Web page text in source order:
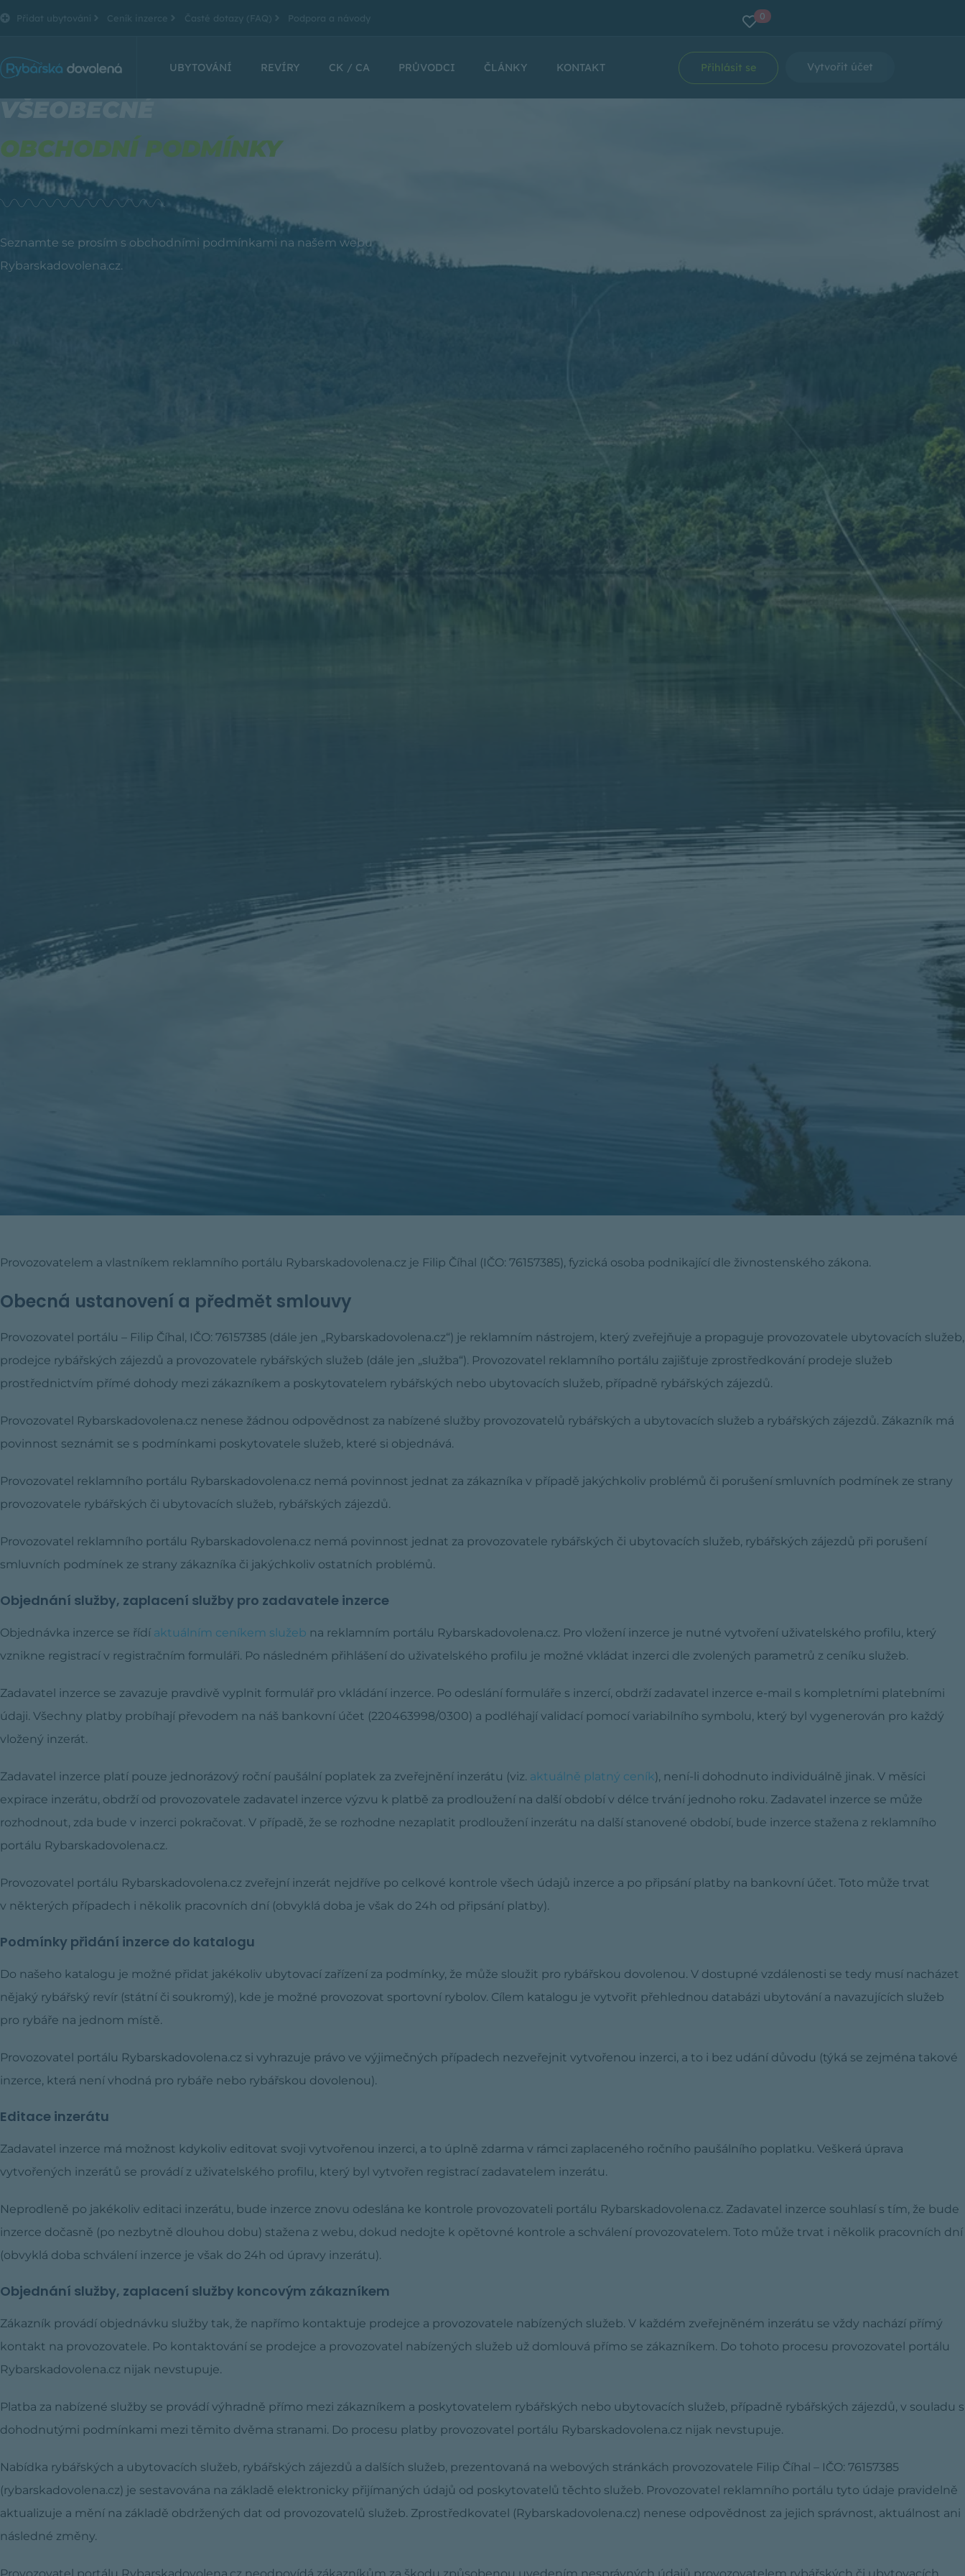
Přidat ubytování Ceník inzerce Časté dotazy (FAQ) Podpora a návody 0
UBYTOVÁNÍ REVÍRY CK / CA PRŮVODCI ČLÁNKY KONTAKT Přihlásit se Vytvořit účet
VŠEOBECNÉ
OBCHODNÍ PODMÍNKY
Seznamte se prosím s obchodními podmínkami na našem webu
Rybarskadovolena.cz.
Provozovatelem a vlastníkem reklamního portálu Rybarskadovolena.cz je Filip Číhal (IČO: 76157385), fyzická osoba podnikající dle živnostenského zákona.
Obecná ustanovení a předmět smlouvy
Provozovatel portálu – Filip Číhal, IČO: 76157385 (dále jen „Rybarskadovolena.cz“) je reklamním nástrojem, který zveřejňuje a propaguje provozovatele ubytovacích služeb,
prodejce rybářských zájezdů a provozovatele rybářských služeb (dále jen „služba“). Provozovatel reklamního portálu zajišťuje zprostředkování prodeje služeb
prostřednictvím přímé dohody mezi zákazníkem a poskytovatelem rybářských nebo ubytovacích služeb, případně rybářských zájezdů.
Provozovatel Rybarskadovolena.cz nenese žádnou odpovědnost za nabízené služby provozovatelů rybářských a ubytovacích služeb a rybářských zájezdů. Zákazník má
povinnost seznámit se s podmínkami poskytovatele služeb, které si objednává.
Provozovatel reklamního portálu Rybarskadovolena.cz nemá povinnost jednat za zákazníka v případě jakýchkoliv problémů či porušení smluvních podmínek ze strany
provozovatele rybářských či ubytovacích služeb, rybářských zájezdů.
Provozovatel reklamního portálu Rybarskadovolena.cz nemá povinnost jednat za provozovatele rybářských či ubytovacích služeb, rybářských zájezdů při porušení
smluvních podmínek ze strany zákazníka či jakýchkoliv ostatních problémů.
Objednání služby, zaplacení služby pro zadavatele inzerce
Objednávka inzerce se řídí aktuálním ceníkem služeb na reklamním portálu Rybarskadovolena.cz. Pro vložení inzerce je nutné vytvoření uživatelského profilu, který
vznikne registrací v registračním formuláři. Po následném přihlášení do uživatelského profilu je možné vkládat inzerci dle zvolených parametrů z ceníku služeb.
Zadavatel inzerce se zavazuje pravdivě vyplnit formulář pro vkládání inzerce. Po odeslání formuláře s inzercí, obdrží zadavatel inzerce e-mail s kompletními platebními
údaji. Všechny platby probíhají převodem na náš bankovní účet (220463998/0300) a podléhají validací pomocí variabilního symbolu, který byl vygenerován pro každý
vložený inzerát.
Zadavatel inzerce platí pouze jednorázový roční paušální poplatek za zveřejnění inzerátu (viz. aktuálně platný ceník), není-li dohodnuto individuálně jinak. V měsíci
expirace inzerátu, obdrží od provozovatele zadavatel inzerce výzvu k platbě za prodloužení na další období v délce trvání jednoho roku. Zadavatel inzerce se může
rozhodnout, zda bude v inzerci pokračovat. V případě, že se rozhodne nezaplatit prodloužení inzerátu na další stanovené období, bude inzerce stažena z reklamního
portálu Rybarskadovolena.cz.
Provozovatel portálu Rybarskadovolena.cz zveřejní inzerát nejdříve po celkové kontrole všech údajů inzerce a po připsání platby na bankovní účet. Toto může trvat
v některých případech i několik pracovních dní (obvyklá doba je však do 24h od připsání platby).
Podmínky přidání inzerce do katalogu
Do našeho katalogu je možné přidat jakékoliv ubytovací zařízení za podmínky, že může sloužit pro rybářskou dovolenou. V dostupné vzdálenosti se tedy musí nacházet
nějaký rybářský revír (státní či soukromý), kde je možné provozovat sportovní rybolov. Cílem katalogu je vytvořit přehlednou databázi ubytování a navazujících služeb
pro rybáře na jednom místě.
Provozovatel portálu Rybarskadovolena.cz si vyhrazuje právo ve výjimečných případech nezveřejnit vytvořenou inzerci, a to i bez udání důvodu (týká se zejména takové
inzerce, která není vhodná pro rybáře nebo rybářskou dovolenou).
Editace inzerátu
Zadavatel inzerce má možnost kdykoliv editovat svoji vytvořenou inzerci, a to úplně zdarma v rámci zaplaceného ročního paušálního poplatku. Veškerá úprava
vytvořených inzerátů se provádí z uživatelského profilu, který byl vytvořen registrací zadavatelem inzerátu.
Neprodleně po jakékoliv editaci inzerátu, bude inzerce znovu odeslána ke kontrole provozovateli portálu Rybarskadovolena.cz. Zadavatel inzerce souhlasí s tím, že bude
inzerce dočasně (po nezbytně dlouhou dobu) stažena z webu, dokud nedojte k opětovné kontrole a schválení provozovatelem. Toto může trvat i několik pracovních dní
(obvyklá doba schválení inzerce je však do 24h od úpravy inzerátu).
Objednání služby, zaplacení služby koncovým zákazníkem
Zákazník provádí objednávku služby tak, že napřímo kontaktuje prodejce a provozovatele nabízených služeb. V každém zveřejněném inzerátu se vždy nachází přímý
kontakt na provozovatele. Po kontaktování se prodejce a provozovatel nabízených služeb už domlouvá přímo se zákazníkem. Do tohoto procesu provozovatel portálu
Rybarskadovolena.cz nijak nevstupuje.
Platba za nabízené služby se provádí výhradně přímo mezi zákazníkem a poskytovatelem rybářských nebo ubytovacích služeb, případně rybářských zájezdů, v souladu s
dohodnutými podmínkami mezi těmito dvěma stranami. Do procesu platby provozovatel portálu Rybarskadovolena.cz nijak nevstupuje.
Nabídka rybářských a ubytovacích služeb, rybářských zájezdů a dalších služeb, prezentovaná na webových stránkách provozovatele Filip Číhal – IČO: 76157385
(rybarskadovolena.cz) je sestavována na základě elektronicky přijímaných údajů od poskytovatelů těchto služeb. Provozovatel reklamního portálu tyto údaje pravidelně
aktualizuje a mění na základě obdržených dat od provozovatelů služeb. Zprostředkovatel (Rybarskadovolena.cz) nenese odpovědnost za jejich správnost, aktuálnost ani
následné změny.